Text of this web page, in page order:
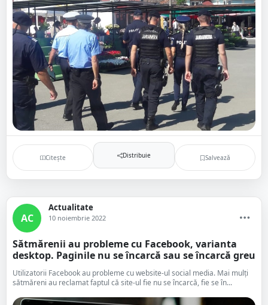
Citește Distribuie Salvează
AC
Actualitate
10 noiembrie 2022
Sătmărenii au probleme cu Facebook, varianta
desktop. Paginile nu se încarcă sau se încarcă greu
Utilizatorii Facebook au probleme cu website-ul social media. Mai mulți
sătmăreni au reclamat faptul că site-ul fie nu se încarcă, fie se în...